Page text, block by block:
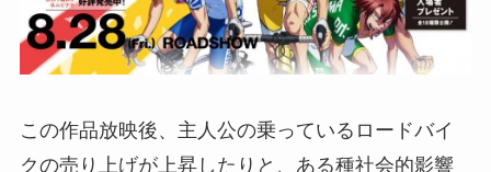
この作品放映後、主人公の乗っているロードバイ
クの売り上げが上昇したりと、ある種社会的影響